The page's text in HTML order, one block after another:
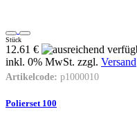
Stück
12.61 €
inkl. 0% MwSt. zzgl. Versand
Artikelcode: p1000010
Polierset 100